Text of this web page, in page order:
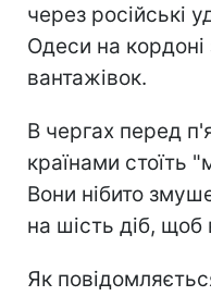
через російські
Одеси на кордоні
вантажівок.
В чергах перед
країнами стоїть
Вони нібито
на шість діб, щоб
Як